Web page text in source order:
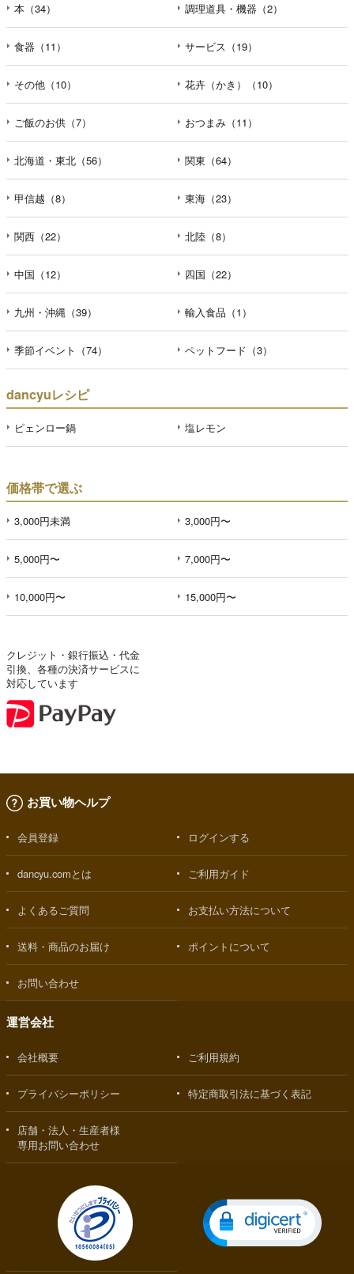
本（34） 調理道具・機器（2）
食器（11） サービス（19）
その他（10） 花卉（かき）（10）
ご飯のお供（7） おつまみ（11）
北海道・東北（56） 関東（64）
甲信越（8） 東海（23）
関西（22） 北陸（8）
中国（12） 四国（22）
九州・沖縄（39） 輸入食品（1）
季節イベント（74） ペットフード（3）
dancyuレシピ
ピェンロー鍋 塩レモン
価格帯で選ぶ
3,000円未満 3,000円〜
5,000円〜 7,000円〜
10,000円〜 15,000円〜
クレジット・銀行振込・代金
引換、各種の決済サービスに
対応しています
お買い物ヘルプ
会員登録 ログインする
dancyu.comとは ご利用ガイド
よくあるご質問 お支払い方法について
送料・商品のお届け ポイントについて
お問い合わせ
運営会社
会社概要 ご利用規約
プライバシーポリシー 特定商取引法に基づく表記
店舗・法人・生産者様
専用お問い合わせ